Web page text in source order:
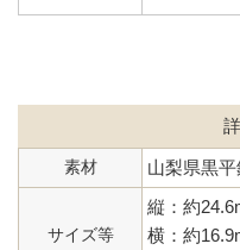
素材 山梨県黒
サイズ等
縦：約
横：約